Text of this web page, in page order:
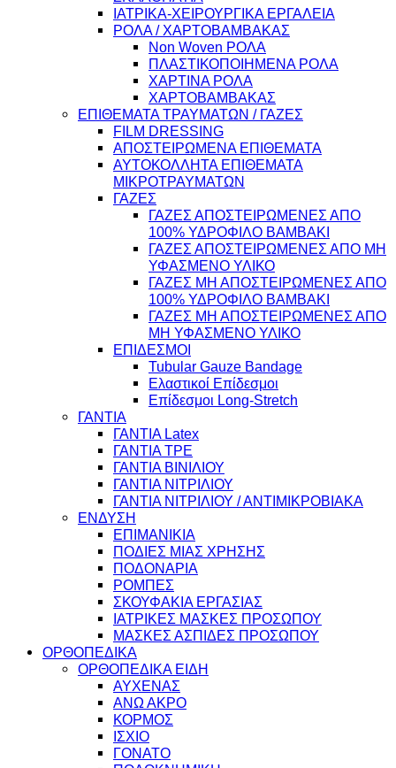
ΙΑΤΡΙΚΑ-ΧΕΙΡΟΥΡΓΙΚΑ ΕΡΓΑΛΕΙΑ
ΡΟΛΑ / ΧΑΡΤΟΒΑΜΒΑΚΑΣ
Non Woven ΡΟΛΑ
ΠΛΑΣΤΙΚΟΠΟΙΗΜΕΝΑ ΡΟΛΑ
ΧΑΡΤΙΝΑ ΡΟΛΑ
ΧΑΡΤΟΒΑΜΒΑΚΑΣ
ΕΠΙΘΕΜΑΤΑ ΤΡΑΥΜΑΤΩΝ / ΓΑΖΕΣ
FILM DRESSING
ΑΠΟΣΤΕΙΡΩΜΕΝΑ ΕΠΙΘΕΜΑΤΑ
ΑΥΤΟΚΟΛΛΗΤΑ ΕΠΙΘΕΜΑΤΑ
ΜΙΚΡΟΤΡΑΥΜΑΤΩΝ
ΓΑΖΕΣ
ΓΑΖΕΣ ΑΠΟΣΤΕΙΡΩΜΕΝΕΣ ΑΠΟ
100% ΥΔΡΟΦΙΛΟ ΒΑΜΒΑΚΙ
ΓΑΖΕΣ ΑΠΟΣΤΕΙΡΩΜΕΝΕΣ ΑΠΟ ΜΗ
ΥΦΑΣΜΕΝΟ ΥΛΙΚΟ
ΓΑΖΕΣ ΜΗ ΑΠΟΣΤΕΙΡΩΜΕΝΕΣ ΑΠΟ
100% ΥΔΡΟΦΙΛΟ ΒΑΜΒΑΚΙ
ΓΑΖΕΣ ΜΗ ΑΠΟΣΤΕΙΡΩΜΕΝΕΣ ΑΠΟ
ΜΗ ΥΦΑΣΜΕΝΟ ΥΛΙΚΟ
ΕΠΙΔΕΣΜΟΙ
Tubular Gauze Bandage
Ελαστικοί Επίδεσμοι
Επίδεσμοι Long-Stretch
ΓΑΝΤΙΑ
ΓΑΝΤΙΑ Latex
ΓΑΝΤΙΑ TPE
ΓΑΝΤΙΑ ΒΙΝΙΛΙΟΥ
ΓΑΝΤΙΑ ΝΙΤΡΙΛΙΟΥ
ΓΑΝΤΙΑ ΝΙΤΡΙΛΙΟΥ / ΑΝΤΙΜΙΚΡΟΒΙΑΚΑ
ΕΝΔΥΣΗ
ΕΠΙΜΑΝΙΚΙΑ
ΠΟΔΙΕΣ ΜΙΑΣ ΧΡΗΣΗΣ
ΠΟΔΟΝΑΡΙΑ
ΡΟΜΠΕΣ
ΣΚΟΥΦΑΚΙΑ ΕΡΓΑΣΙΑΣ
ΙΑΤΡΙΚΕΣ ΜΑΣΚΕΣ ΠΡΟΣΩΠΟΥ
ΜΑΣΚΕΣ ΑΣΠΙΔΕΣ ΠΡΟΣΩΠΟΥ
ΟΡΘΟΠΕΔΙΚΑ
ΟΡΘΟΠΕΔΙΚΑ ΕΙΔΗ
ΑΥΧΕΝΑΣ
ΑΝΩ ΑΚΡΟ
ΚΟΡΜΟΣ
ΙΣΧΙΟ
ΓΟΝΑΤΟ